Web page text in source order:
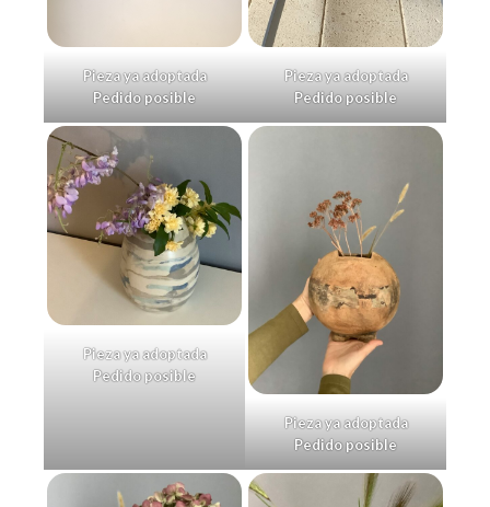
Pieza ya adoptada
Pedido posible
Pieza ya adoptada
Pedido posible
Pieza ya adoptada
Pedido posible
Pieza ya adoptada
Pedido posible